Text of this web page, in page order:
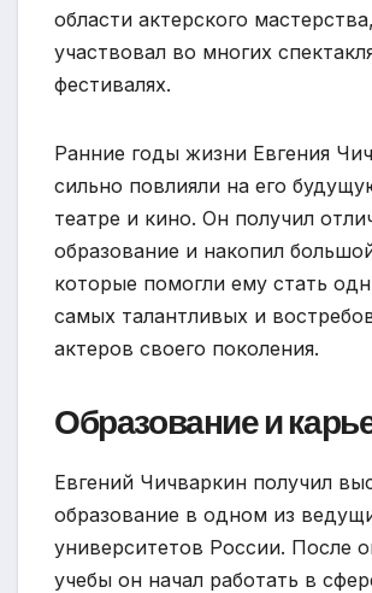
области актерского
участвовал во многих
фестивалях.
Ранние годы жизни Евгения
сильно повлияли на его
театре и кино. Он получил
образование и накопил
которые помогли ему стать
самых талантливых и
актеров своего поколения.
Образование и
Евгений Чичваркин получил
образование в одном из
университетов России. После
учебы он начал работать в